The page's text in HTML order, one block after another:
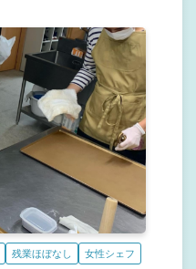
残業ほぼなし
女性シェフ